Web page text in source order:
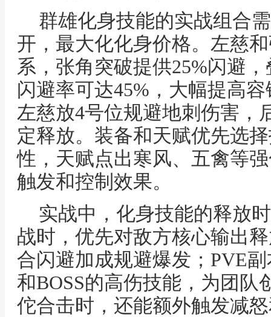
群雄化身技能的实战组合
开，最大化化身价格。左慈
系，张角突破提供25%闪避
闪避率可达45%，大幅提高
左慈放4号位规避地刺伤害，
定释放。装备和天赋优先选
性，天赋点出寒风、五禽等
触发和控制效果。
实战中，化身技能的释放
战时，优先对敌方核心输出
合闪避加成规避爆发；PVE
和BOSS的高伤技能，为团队
佗合击时，还能额外触发减